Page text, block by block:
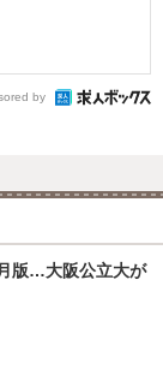
by
版…大阪公立大が